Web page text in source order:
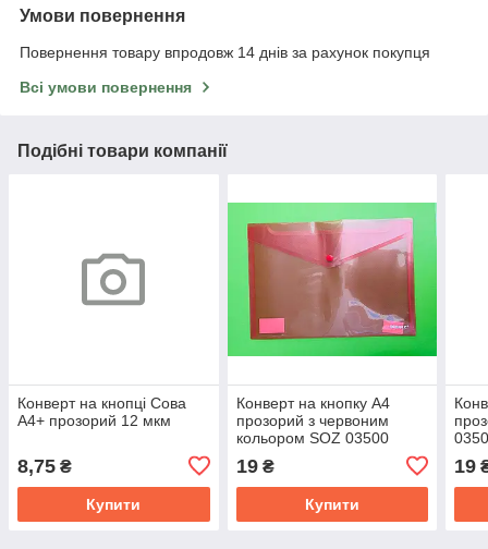
Умови повернення
Повернення товару впродовж 14 днів за рахунок покупця
Всі умови повернення
Подібні товари компанії
Конверт на кнопці Сова
А4+ прозорий 12 мкм
8,75 ₴
Купити
Конверт на кнопку А4
прозорий з червоним
кольором SOZ 03500
19₴
Купити
19